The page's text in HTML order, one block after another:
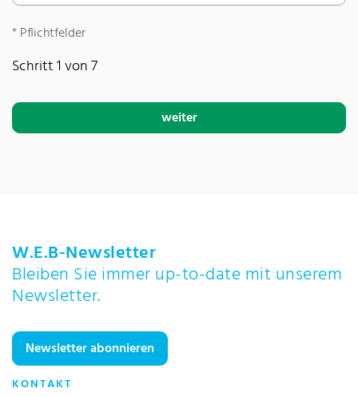
*Pflichtfelder
Schritt 1 von 7
weiter
W.E.B-Newsletter
Bleiben Sie immer up-to-date mit unserem
Newsletter.
Newsletter abonnieren
KONTAKT